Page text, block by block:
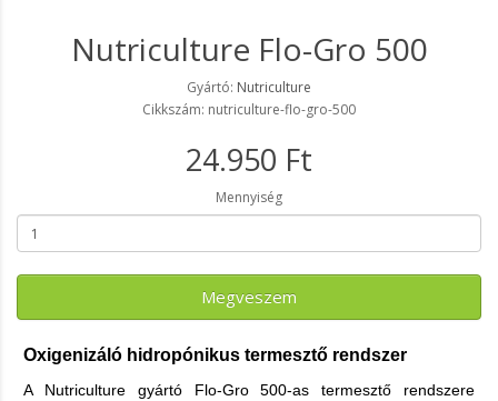
Nutriculture Flo-Gro 500
Gyártó: Nutriculture
Cikkszám: nutriculture-flo-gro-500
24.950 Ft
Mennyiség
Megveszem
Oxigenizáló hidropónikus termesztő rendszer
A Nutriculture gyártó Flo-Gro 500-as termesztő rendszere